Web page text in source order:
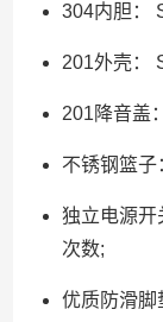
304内胆：
201外壳：
201降音盖
不锈钢篮
独立电源开
次数;
优质防滑脚